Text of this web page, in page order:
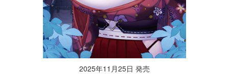
2025年11月25日 発売